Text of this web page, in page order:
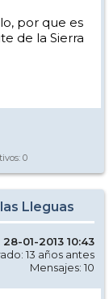
por que es
de la Sierra
0
Lleguas
01-2013 10:43
13 años antes
Mensajes: 10